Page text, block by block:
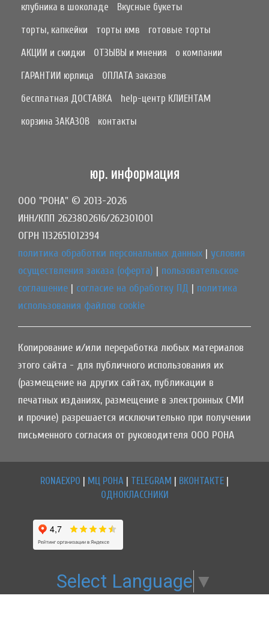
клубника в шоколаде
Вкусные букеты
торты, капкейки
торты кмв
готовые торты
АКЦИИ и скидки
ОТЗЫВЫ и мнения
о компании
ГАРАНТИИ юрлица
ОПЛАТА заказов
бесплатная ДОСТАВКА
help-центр КЛИЕНТАМ
корзина ЗАКАЗОВ
контакты
юр. информация
ООО "РОНА" © 2013-2026
ИНН/КПП 2623802616/262301001
ОГРН 1132651012394
политика обработки персональных данных | условия
осуществления заказа (оферта) | пользовательское
соглашение | согласие на обработку ПД | политика
использования файлов cookie
Копирование и/или переработка любых материалов
этого сайта - для публичного использования их
(размещение на других сайтах, публикации в
печатных изданиях, размещение в электронных СМИ
и прочие) разрешается исключительно при получении
письменного согласия от руководителя ООО РОНА
RONAEXPO | МЦ РОНА | TELEGRAM | ВКОНТАКТЕ |
ОДНОКЛАССНИКИ
Select Language ▼